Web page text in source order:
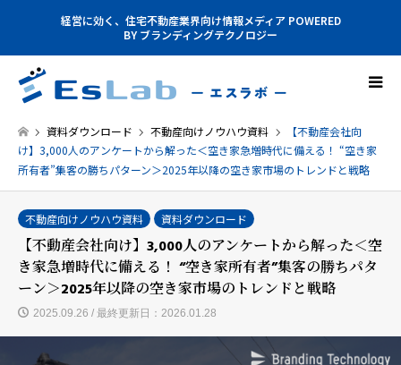
経営に効く、住宅不動産業界向け情報メディア POWERED
BY ブランディングテクノロジー
資料ダウンロード 不動産向けノウハウ資料
【不動産会社向
け】3,000人のアンケートから解った＜空き家急増時代に備える！ “空き家
所有者”集客の勝ちパターン＞2025年以降の空き家市場のトレンドと戦略
不動産向けノウハウ資料 資料ダウンロード
【不動産会社向け】3,000人のアンケートから解った＜空
き家急増時代に備える！ “空き家所有者”集客の勝ちパタ
ーン＞2025年以降の空き家市場のトレンドと戦略
2025.09.26 / 最終更新日：2026.01.28